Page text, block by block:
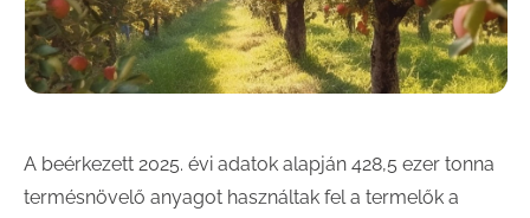
A beérkezett 2025. évi adatok alapján 428,5 ezer tonna
termésnövelő anyagot használtak fel a termelők a